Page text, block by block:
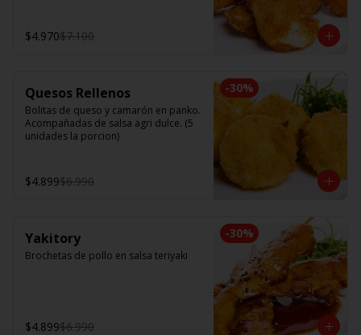
$4.970$7.100
-30%
Quesos Rellenos
Bolitas de queso y camarón en panko.
Acompañadas de salsa agri dulce. (5
unidades la porcion)
$4.899$6.990
-30%
Yakitory
Brochetas de pollo en salsa teriyaki
$4.899$6.990